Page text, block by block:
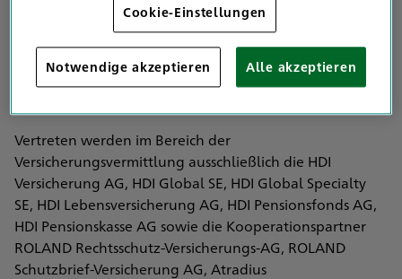
Vermittlerregister Registernummer: D-9EQ3-TCDYC-97
Industrie- und Handelskammer Hannover
Schiffgraben 49
Vertreten werden im Bereich der
Versicherungsvermittlung ausschließlich die HDI
Versicherung AG, HDI Global SE, HDI Global Specialty
SE, HDI Lebensversicherung AG, HDI Pensionsfonds AG,
HDI Pensionskasse AG sowie die Kooperationspartner
ROLAND Rechtsschutz-Versicherungs-AG, ROLAND
Schutzbrief-Versicherung AG, Atradius
Cookie-Einstellungen
Notwendige akzeptieren Alle akzeptieren